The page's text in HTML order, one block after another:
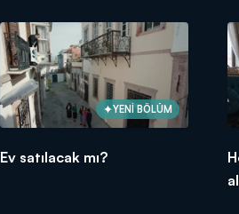
YENİ BÖLÜM
Ev satılacak mı?